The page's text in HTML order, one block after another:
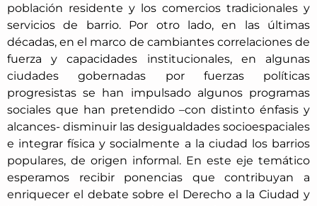
población residente y los comercios tradicionales y
servicios de barrio. Por otro lado, en las últimas
décadas, en el marco de cambiantes correlaciones de
fuerza y capacidades institucionales, en algunas
ciudades gobernadas por fuerzas políticas
progresistas se han impulsado algunos programas
sociales que han pretendido –con distinto énfasis y
alcances- disminuir las desigualdades socioespaciales
e integrar física y socialmente a la ciudad los barrios
populares, de origen informal. En este eje temático
esperamos recibir ponencias que contribuyan a
enriquecer el debate sobre el Derecho a la Ciudad y